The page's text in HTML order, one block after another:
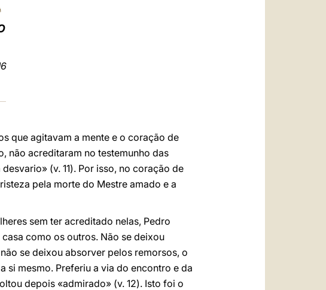
que agitavam a mente e o coração de
não acreditaram no testemunho das
(v. 11). Por isso, no coração de
pela morte do Mestre amado e a
sem ter acreditado nelas, Pedro
como os outros. Não se deixou
se deixou absorver pelos remorsos, o
si mesmo. Preferiu a via do encontro e da
depois «admirado» (v. 12). Isto foi o